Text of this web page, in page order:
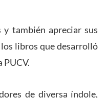
y también apreciar sus
libros que desarrolló
de diversa índole,